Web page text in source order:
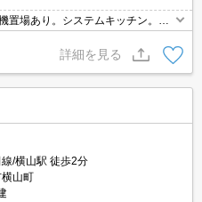
置場あり。システムキッチン。角
ホン付き。
詳細を見る
/横山駅 徒歩2分
山町